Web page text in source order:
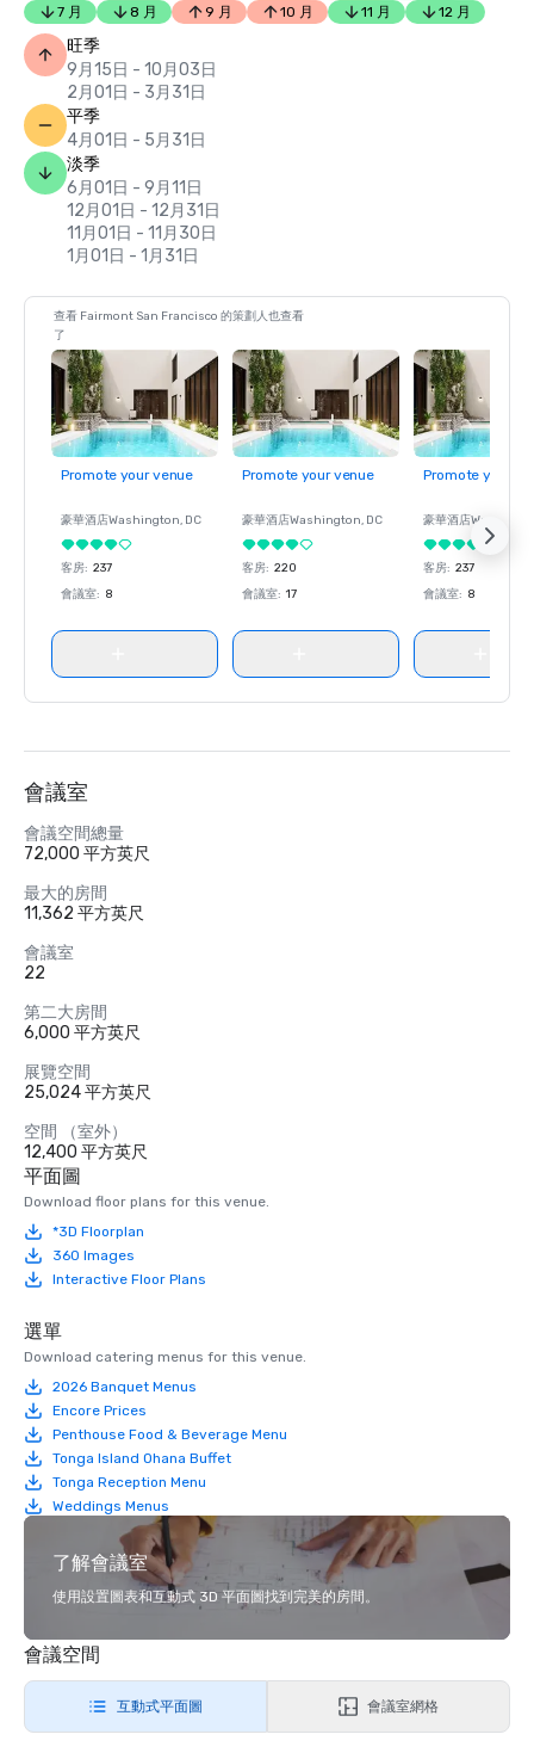
7 月
8 月 9 月 10 月 11 月 12 月
旺季
9月15日 - 10月03日
2月01日 - 3月31日
平季
4月01日 - 5月31日
淡季
6月01日 - 9月11日
12月01日 - 12月31日
11月01日 - 11月30日
1月01日 - 1月31日
查看 Fairmont San Francisco 的策劃人也查看
了
Promote your venue
豪華酒店Washington, DC
客房: 237
會議室: 8
Promote your venue
豪華酒店Washington, DC
客房: 220
會議室: 17
Promote your
豪華酒店
客房: 237
會議室: 8
會議室
會議空間總量
72,000 平方英尺
最大的房間
11,362 平方英尺
會議室
22
第二大房間
6,000 平方英尺
展覽空間
25,024 平方英尺
空間 （室外）
12,400 平方英尺
平面圖
Download floor plans for this venue.
*3D Floorplan
360 Images
Interactive Floor Plans
選單
Download catering menus for this venue.
2026 Banquet Menus
Encore Prices
Penthouse Food & Beverage Menu
Tonga Island Ohana Buffet
Tonga Reception Menu
Weddings Menus
了解會議室
使用設置圖表和互動式 3D 平面圖找到完美的房間。
會議空間
互動式平面圖 會議室網格